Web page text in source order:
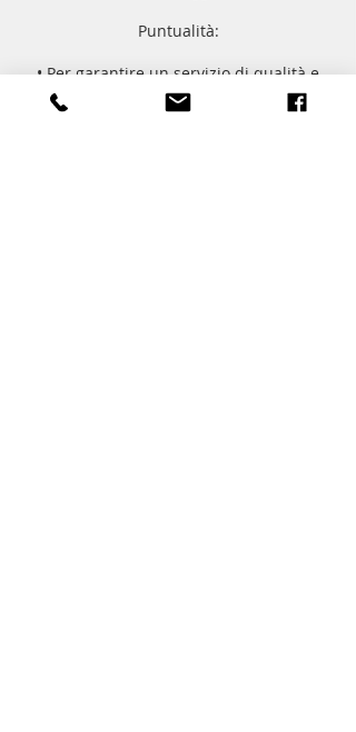
Puntualità:
• Per garantire un servizio di qualità e
rispetto per tutti i clienti, chiediamo di
arrivare puntuali all’appuntamento. In